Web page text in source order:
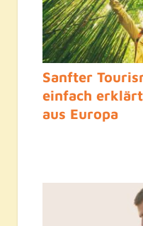
Sanfter
einfach
aus Europa